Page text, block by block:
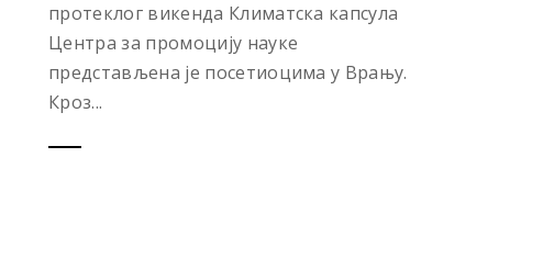
протеклог викенда Климатска капсула
Центра за промоцију науке
представљена је посетиоцима у Врању.
Кроз...